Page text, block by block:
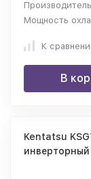
Мощность
К
В
Kentatsu